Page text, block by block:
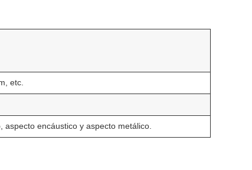
etc.
encáustico y aspecto metálico.